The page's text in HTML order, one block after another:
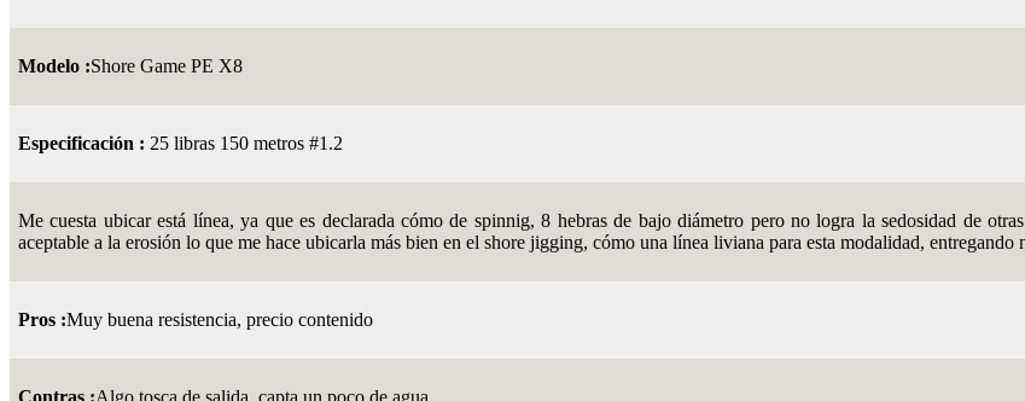
Modelo :Shore Game PE X8
Especificación : 25 libras 150 metros #1.2
Me cuesta ubicar está línea, ya que es declarada cómo de spinnig, 8 hebras de bajo diámetro pero no logra la sedosidad de
aceptable a la erosión lo que me hace ubicarla más bien en el shore jigging, cómo una línea liviana para esta modalidad, entregando
Pros :Muy buena resistencia, precio contenido
Contras :Algo tosca de salida, capta un poco de agua.